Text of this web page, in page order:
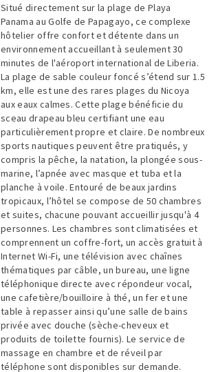
Situé directement sur la plage de Playa
Panama au Golfe de Papagayo, ce complexe
hôtelier offre confort et détente dans un
environnement accueillant à seulement 30
minutes de l'aéroport international de Liberia.
La plage de sable couleur foncé s’étend sur 1.5
km, elle est une des rares plages du Nicoya
aux eaux calmes. Cette plage bénéficie du
sceau drapeau bleu certifiant une eau
particulièrement propre et claire. De nombreux
sports nautiques peuvent être pratiqués, y
compris la pêche, la natation, la plongée sous-
marine, l’apnée avec masque et tuba et la
planche à voile. Entouré de beaux jardins
tropicaux, l’hôtel se compose de 50 chambres
et suites, chacune pouvant accueillir jusqu'à 4
personnes. Les chambres sont climatisées et
comprennent un coffre-fort, un accès gratuit à
Internet Wi-Fi, une télévision avec chaînes
thématiques par câble, un bureau, une ligne
téléphonique directe avec répondeur vocal,
une cafetière/bouilloire à thé, un fer et une
table à repasser ainsi qu’une salle de bains
privée avec douche (sèche-cheveux et
produits de toilette fournis). Le service de
massage en chambre et de réveil par
téléphone sont disponibles sur demande.